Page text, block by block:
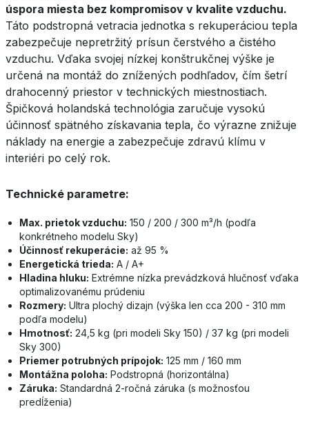
úspora miesta bez kompromisov v kvalite vzduchu.
Táto podstropná vetracia jednotka s rekuperáciou tepla
zabezpečuje nepretržitý prísun čerstvého a čistého
vzduchu. Vďaka svojej nízkej konštrukčnej výške je
určená na montáž do znížených podhľadov, čím šetrí
drahocenný priestor v technických miestnostiach.
Špičková holandská technológia zaručuje vysokú
účinnosť spätného získavania tepla, čo výrazne znižuje
náklady na energie a zabezpečuje zdravú klímu v
interiéri po celý rok.
Technické parametre:
Max. prietok vzduchu: 150 / 200 / 300 m³/h (podľa
konkrétneho modelu Sky)
Účinnosť rekuperácie: až 95 %
Energetická trieda: A / A+
Hladina hluku: Extrémne nízka prevádzková hlučnosť vďaka
optimalizovanému prúdeniu
Rozmery: Ultra plochý dizajn (výška len cca 200 - 310 mm
podľa modelu)
Hmotnosť: 24,5 kg (pri modeli Sky 150) / 37 kg (pri modeli
Sky 300)
Priemer potrubných prípojok: 125 mm / 160 mm
Montážna poloha: Podstropná (horizontálna)
Záruka: Standardná 2-ročná záruka (s možnosťou
predĺženia)